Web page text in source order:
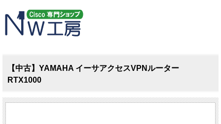
【中古】YAMAHA イーサアクセスVPNルーター
RTX1000